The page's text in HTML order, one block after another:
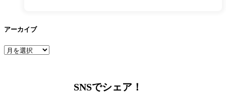
アーカイブ
ア
SNSでシェア！